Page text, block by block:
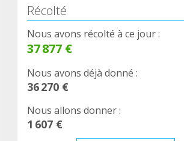
Récolté
Nous avons récolté à ce jour :
37 877 €
Nous avons déjà donné :
36 270 €
Nous allons donner :
1 607 €